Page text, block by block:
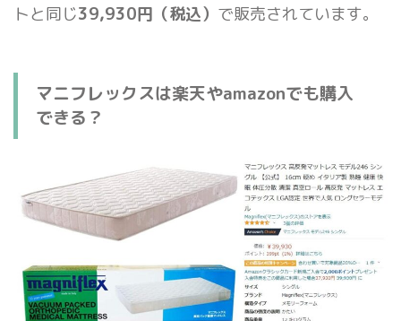
トと同じ39,930円（税込） で販売されています。
マニフレックスは楽天やamazonでも購入
できる？